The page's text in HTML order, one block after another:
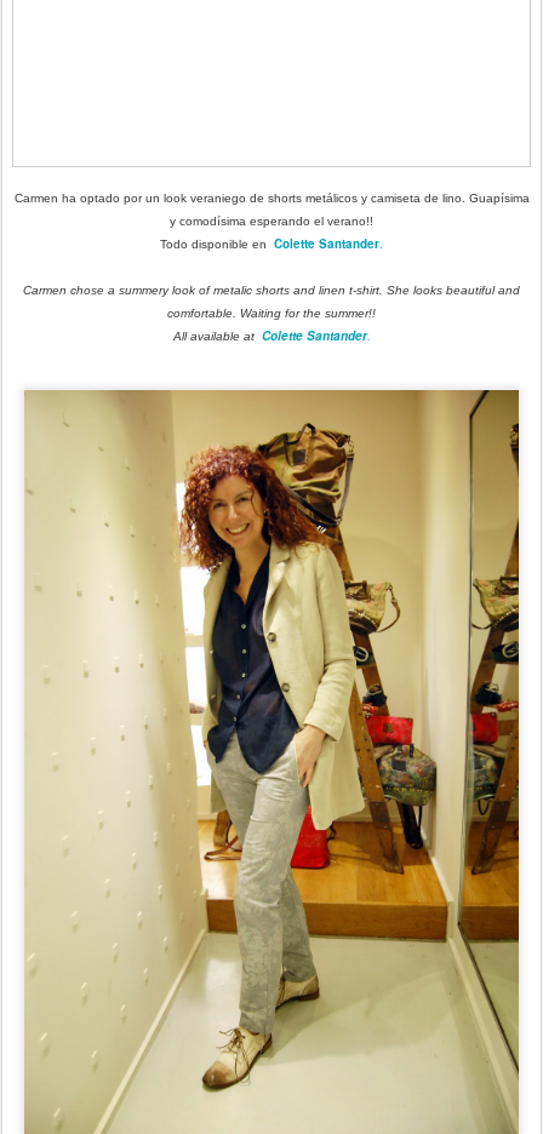
Carmen ha optado por un look veraniego de shorts metálicos y camiseta de lino. Guapísima
y comodísima esperando el verano!!
Todo disponible en Colette Santander.
Carmen chose a summery look of metalic shorts and linen t-shirt. She looks beautiful and
comfortable. Waiting for the summer!!
All available at Colette Santander.